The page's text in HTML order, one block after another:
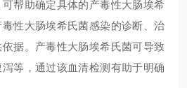
帮助确定具体的产毒性大肠埃希
性大肠埃希氏菌感染的诊断、治
据。产毒性大肠埃希氏菌可导致
等，通过该血清检测有助于明确